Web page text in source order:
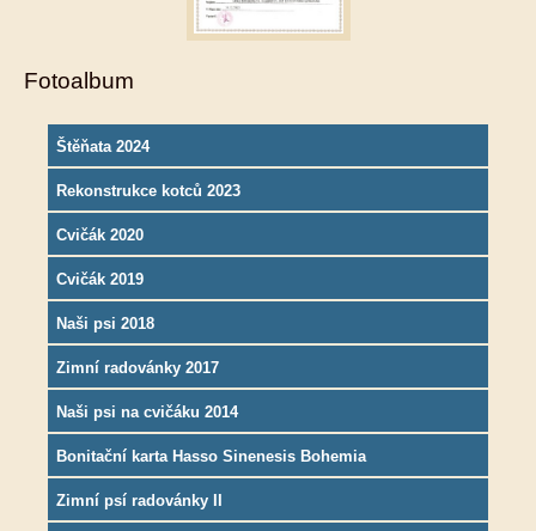
Fotoalbum
Štěňata 2024
Rekonstrukce kotců 2023
Cvičák 2020
Cvičák 2019
Naši psi 2018
Zimní radovánky 2017
Naši psi na cvičáku 2014
Bonitační karta Hasso Sinenesis Bohemia
Zimní psí radovánky II